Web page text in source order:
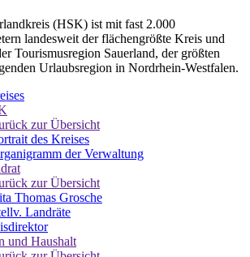
(HSK) ist mit fast 2.000
landesweit der flächengrößte Kreis und
Tourismusregion Sauerland, der größten
Urlaubsregion in Nordrhein-Westfalen.
zur Übersicht
des Kreises
der Verwaltung
zur Übersicht
Thomas Grosche
Landräte
und Haushalt